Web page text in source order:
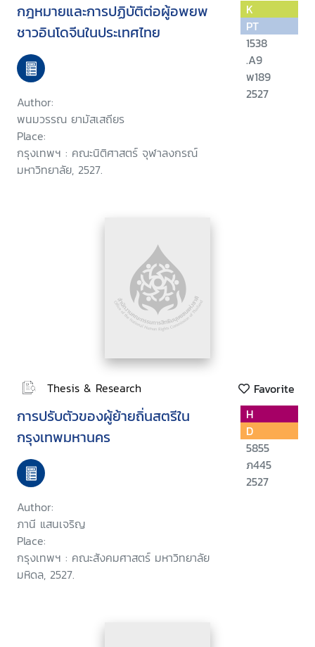
กฎหมายและการปฏิบัติต่อผู้อพยพ
ชาวอินโดจีนในประเทศไทย
Author:
พนมวรรณ ยามัสเสถียร
Place:
กรุงเทพฯ : คณะนิติศาสตร์ จุฬาลงกรณ์
มหาวิทยาลัย, 2527.
K
PT
1538
.A9
พ189
2527
Thesis & Research Favorite
การปรับตัวของผู้ย้ายถิ่นสตรีใน
กรุงเทพมหานคร
Author:
ภานี แสนเจริญ
Place:
กรุงเทพฯ : คณะสังคมศาสตร์ มหาวิทยาลัย
มหิดล, 2527.
H
D
5855
ภ445
2527